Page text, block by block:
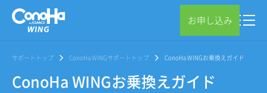
お申し込み
サポートトップ ConoHa WINGサポートトップ ConoHa WINGお乗換えガイド
ConoHa WINGお乗換えガイド